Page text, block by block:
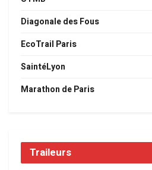
Diagonale des Fous
EcoTrail Paris
SaintéLyon
Marathon de Paris
Traileurs